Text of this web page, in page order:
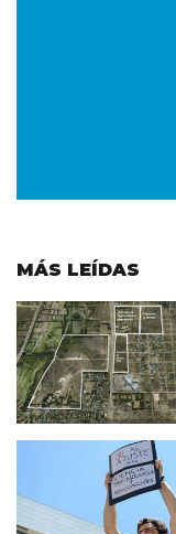
MÁS LEÍDAS
Imagen